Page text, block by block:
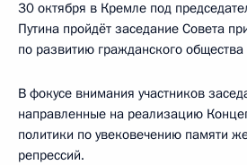
30 октября в Кремле под
Путина пройдёт заседание Совета
по развитию гражданского
В фокусе внимания участников
направленные на реализацию
политики по увековечению памяти
репрессий.